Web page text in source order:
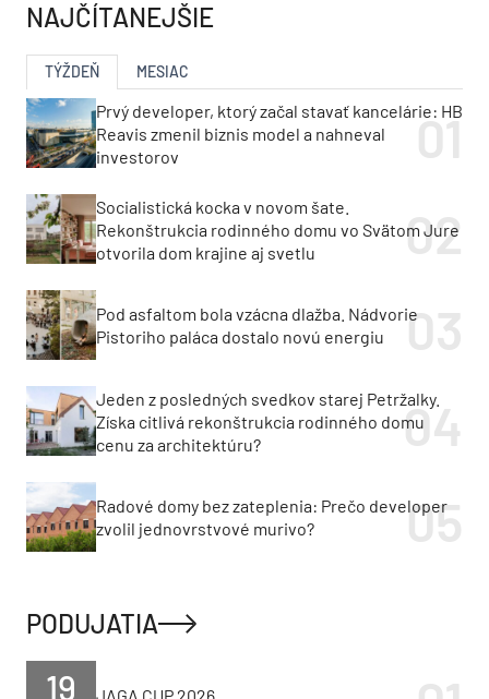
NAJČÍTANEJŠIE
TÝŽDEŇ MESIAC
Prvý developer, ktorý začal stavať kancelárie: HB
Reavis zmenil biznis model a nahneval
investorov
Socialistická kocka v novom šate.
Rekonštrukcia rodinného domu vo Svätom Jure
otvorila dom krajine aj svetlu
Pod asfaltom bola vzácna dlažba. Nádvorie
Pistoriho paláca dostalo novú energiu
Jeden z posledných svedkov starej Petržalky.
Získa citlivá rekonštrukcia rodinného domu
cenu za architektúru?
Radové domy bez zateplenia: Prečo developer
zvolil jednovrstvové murivo?
PODUJATIA
19